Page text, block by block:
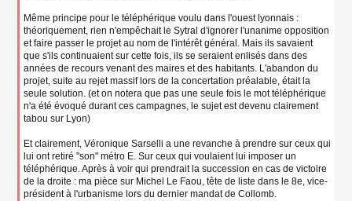
Même principe pour le téléphérique voulu dans l'ouest lyonnais :
théoriquement, rien n'empêchait le Sytral d'ignorer l'unanime opposition
et faire passer le projet au nom de l'intérêt général. Mais ils savaient
que s'ils continuaient sur cette fois, ils se seraient enlisés dans des
années de recours venant des maires et des habitants. L'abandon du
projet, suite au rejet massif lors de la concertation préalable, était la
seule solution. (et on notera que pas une seule fois le mot téléphérique
n'a été évoqué durant ces campagnes, le sujet est devenu clairement
tabou sur Lyon)
Et clairement, Véronique Sarselli a une revanche à prendre sur ceux qui
lui ont retiré "son" métro E. Sur ceux qui voulaient lui imposer un
téléphérique. Après à voir qui prendrait la succession en cas de victoire
de la droite : ma pièce sur Michel Le Faou, tête de liste dans le 8e, vice-
président à l'urbanisme lors du dernier mandat de Collomb.